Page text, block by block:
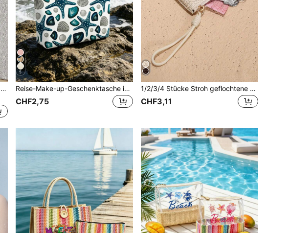
Große faltbare Stoffaufbewahrungstasche, extra große zusammenklappbare Aufbewahrungstasche mit Reißverschluss und Griff, tragbare Kleidungs- und Bettwäsche-Organizer-Tasche, aus Polyester gefertigt, geeignet für Zuhause, Wohnheim und Schlafzimmer-Aufbewahrung, platzsparend für Bettwäsche, Kleidung, Spielzeug
5
Reise-Make-up-Geschenktasche im Kreuzfahrt-Design, Kosmetiktasche, Kulturbeutel, Make-up-Reißverschluss-Tasche, Kulturbeutel-Aufbewahrungstasche, Aufbewahrungstasche für Make-up-Pinsel für Frauen
CHF2,75
1/2/3/4 Stücke Stroh geflochtene Münzbörse Damen kleine Münzbörse tragbare Handtasche Schlüsselanhänger Tasche Schlüssel Karten Aufbewahrungstasche Stroh geflochtene kleine Brieftasche tragbare Handtasche Schlüssel Karten Halter Handtasche hängende Aufbewahrungstasche Damen Brieftasche Mini Brieftasche Brieftasche Handgelenktasche Münzbörse
CHF3,11